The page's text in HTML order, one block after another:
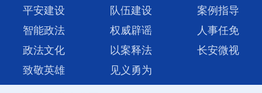
平安建设
队伍建设
案例指导
智能政法
权威辟谣
人事任免
政法文化
以案释法
长安微视
致敬英雄
见义勇为